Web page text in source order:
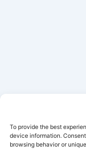
To provide the best
device information.
browsing behavior or